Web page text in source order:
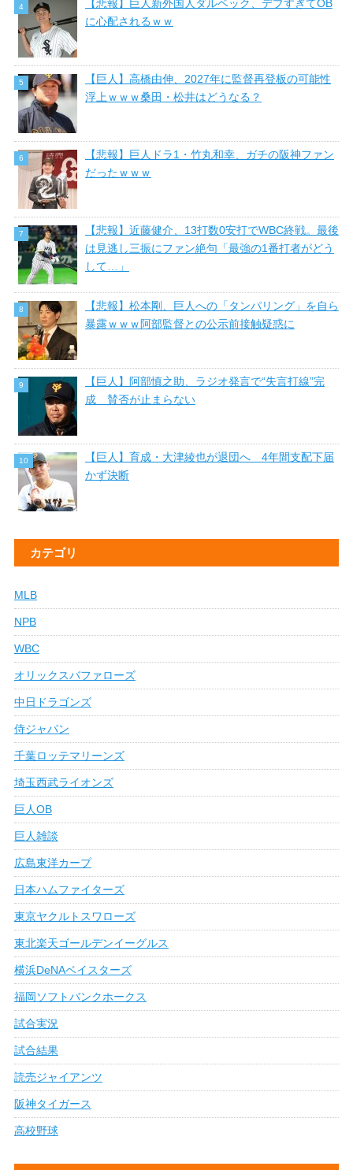
【悲報】巨人新外国人ダルベック、デブすぎてOB
に心配されるｗｗ
【巨人】高橋由伸、2027年に監督再登板の可能性
浮上ｗｗｗ桑田・松井はどうなる？
【悲報】巨人ドラ1・竹丸和幸、ガチの阪神ファン
だったｗｗｗ
【悲報】近藤健介、13打数0安打でWBC終戦。最後
は見逃し三振にファン絶句「最強の1番打者がどう
して…」
【悲報】松本剛、巨人への「タンパリング」を自ら
暴露ｗｗｗ阿部監督との公示前接触疑惑に
【巨人】阿部慎之助、ラジオ発言で“失言打線”完
成 賛否が止まらない
【巨人】育成・大津綾也が退団へ 4年間支配下届
かず決断
カテゴリ
MLB
NPB
WBC
オリックスバファローズ
中日ドラゴンズ
侍ジャパン
千葉ロッテマリーンズ
埼玉西武ライオンズ
巨人OB
巨人雑談
広島東洋カープ
日本ハムファイターズ
東京ヤクルトスワローズ
東北楽天ゴールデンイーグルス
横浜DeNAベイスターズ
福岡ソフトバンクホークス
試合実況
試合結果
読売ジャイアンツ
阪神タイガース
高校野球